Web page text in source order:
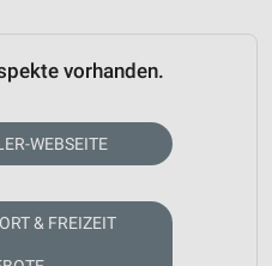
vorhanden.
WEBSEITE
& FREIZEIT